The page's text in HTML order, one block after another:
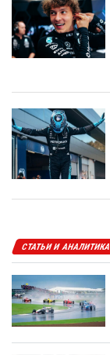
СТАТЬИ И АНАЛИТИКА